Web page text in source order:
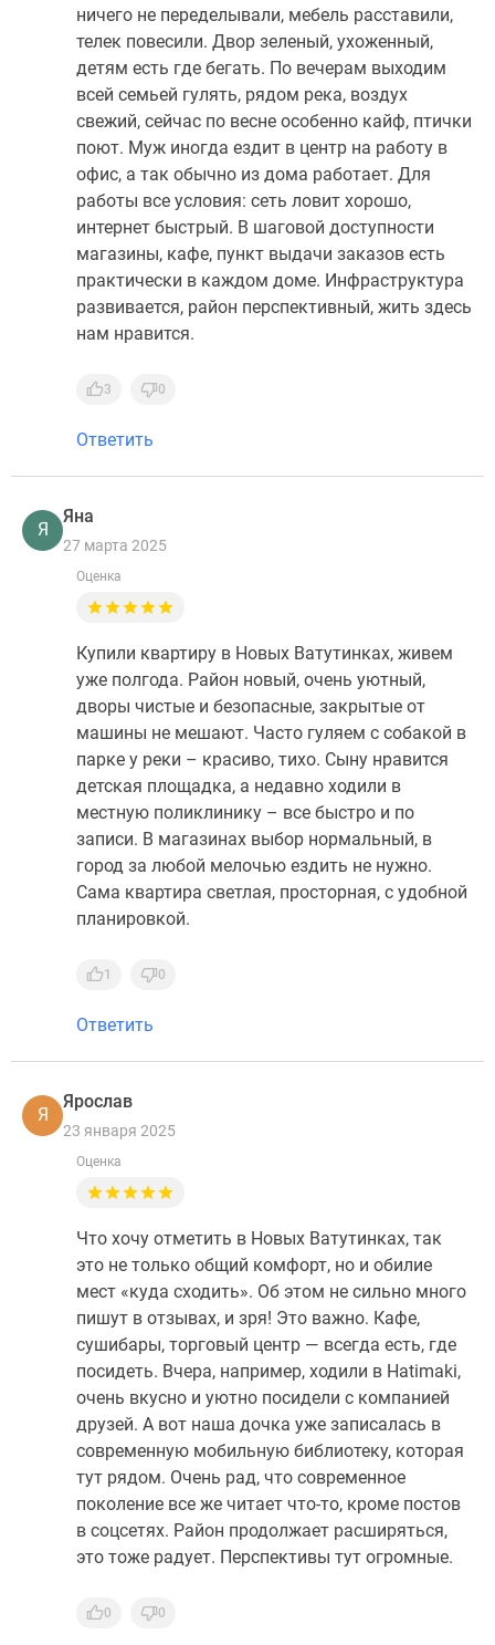
ничего не переделывали, мебель расставили,
телек повесили. Двор зеленый, ухоженный,
детям есть где бегать. По вечерам выходим
всей семьей гулять, рядом река, воздух
свежий, сейчас по весне особенно кайф, птички
поют. Муж иногда ездит в центр на работу в
офис, а так обычно из дома работает. Для
работы все условия: сеть ловит хорошо,
интернет быстрый. В шаговой доступности
магазины, кафе, пункт выдачи заказов есть
практически в каждом доме. Инфраструктура
развивается, район перспективный, жить здесь
нам нравится.
3 0
Ответить
Я
Яна
27 марта 2025
Оценка
Купили квартиру в Новых Ватутинках, живем
уже полгода. Район новый, очень уютный,
дворы чистые и безопасные, закрытые от
машины не мешают. Часто гуляем с собакой в
парке у реки – красиво, тихо. Сыну нравится
детская площадка, а недавно ходили в
местную поликлинику – все быстро и по
записи. В магазинах выбор нормальный, в
город за любой мелочью ездить не нужно.
Сама квартира светлая, просторная, с удобной
планировкой.
1 0
Ответить
Я
Ярослав
23 января 2025
Оценка
Что хочу отметить в Новых Ватутинках, так
это не только общий комфорт, но и обилие
мест «куда сходить». Об этом не сильно много
пишут в отзывах, и зря! Это важно. Кафе,
сушибары, торговый центр — всегда есть, где
посидеть. Вчера, например, ходили в Hatimaki,
очень вкусно и уютно посидели с компанией
друзей. А вот наша дочка уже записалась в
современную мобильную библиотеку, которая
тут рядом. Очень рад, что современное
поколение все же читает что-то, кроме постов
в соцсетях. Район продолжает расширяться,
это тоже радует. Перспективы тут огромные.
0 0